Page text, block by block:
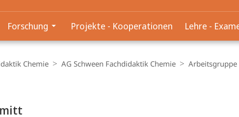
Forschung Projekte - Kooperationen Lehre -
Chemie AG Schween Fachdidaktik Chemie Arbeitsgruppe